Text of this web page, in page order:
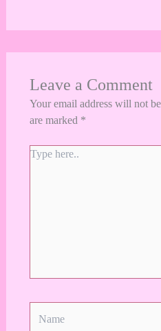
Leave a Comment
Your email address will not
are marked *
Type